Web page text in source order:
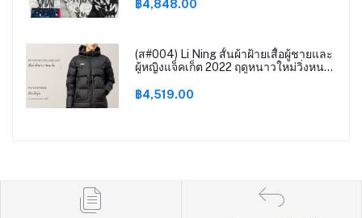
฿4,848.00
(ส#004) Li Ning สั้นผ้าฝ้ายเสื้อผู้ชายและ
ผู้หญิงแจ็คเก็ต 2022 ฤดูหนาวใหม่วิ่งหนา
฿4,519.00